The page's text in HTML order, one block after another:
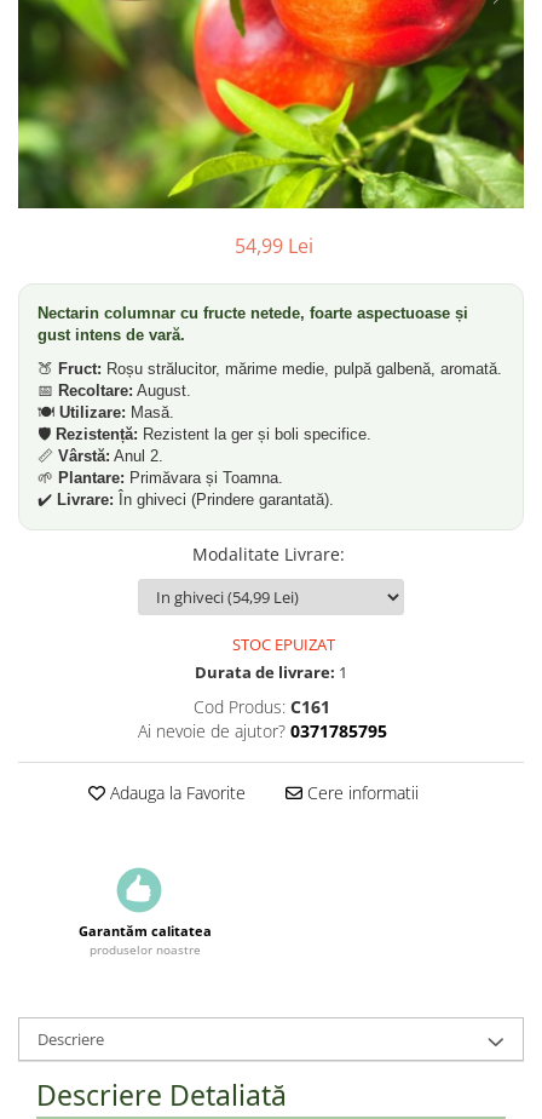
Dud
Smochin
Kaki
Mosmon
Prun
Rodiu
54,99 Lei
Nectarin columnar cu fructe netede, foarte aspectuoase și
gust intens de vară.
🍑 Fruct: Roșu strălucitor, mărime medie, pulpă galbenă, aromată.
📅 Recoltare: August.
🍽️ Utilizare: Masă.
🛡️ Rezistență: Rezistent la ger și boli specifice.
📏 Vârstă: Anul 2.
🌱 Plantare: Primăvara și Toamna.
✔️ Livrare: În ghiveci (Prindere garantată).
Modalitate Livrare:
STOC EPUIZAT
Durata de livrare: 1
Cod Produs: C161
Ai nevoie de ajutor? 0371785795
Adauga la Favorite Cere informatii
Garantăm calitatea
produselor noastre
Descriere
Descriere Detaliată